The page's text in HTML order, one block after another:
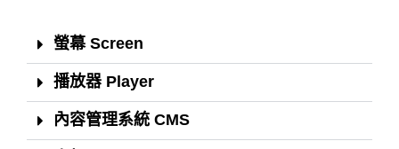
螢幕 Screen
播放器 Player
內容管理系統 CMS